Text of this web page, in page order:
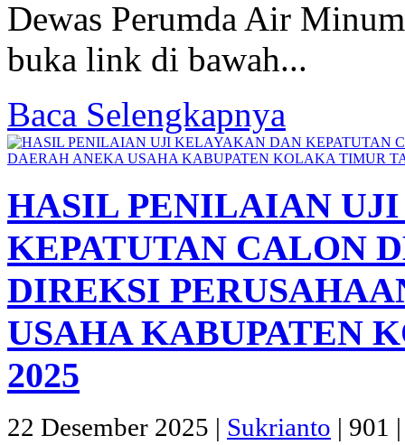
Dewas Perumda Air
buka link di bawah...
Baca Selengkapnya
HASIL PENILAIAN
KEPATUTAN CALON
DIREKSI
USAHA KABUPATEN
2025
22 Desember 2025 | Sukrianto | 901